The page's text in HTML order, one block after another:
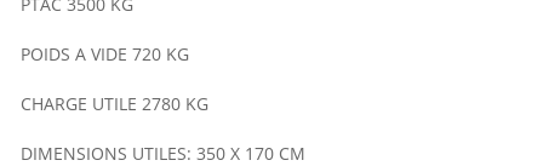
POIDS A VIDE 720 KG
CHARGE UTILE 2780 KG
DIMENSIONS UTILES: 350 X 170 CM